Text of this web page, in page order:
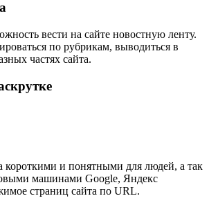
вести на сайте новостную ленту.
по рубрикам, выводиться в
частях сайта.
короткими и понятными для людей, а так
машинами Google, Яндекс
страниц сайта по URL.